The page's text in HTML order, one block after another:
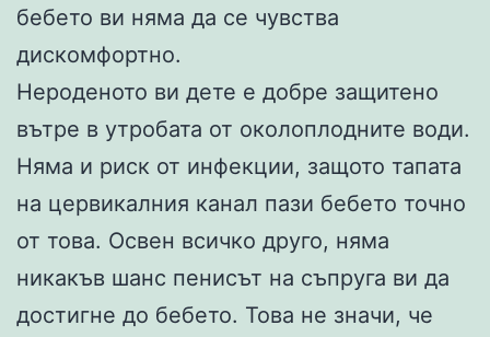
бебето ви няма да се чувства
дискомфортно.
Нероденото ви дете е добре защитено
вътре в утробата от околоплодните води.
Няма и риск от инфекции, защото тапата
на цервикалния канал пази бебето точно
от това. Освен всичко друго, няма
никакъв шанс пенисът на съпруга ви да
достигне до бебето. Това не значи, че